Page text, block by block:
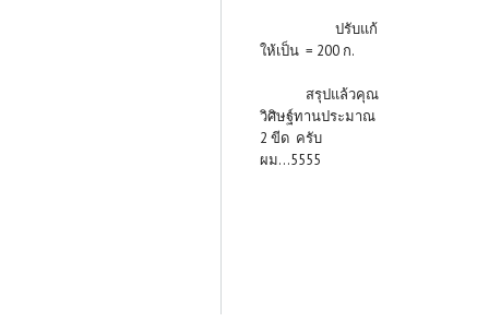
ปรับแก้
ให้เป็น = 200 ก.
สรุปแล้วคุณ
วิศิษฐ์ทานประมาณ
2 ขีด ครับ
ผม...5555